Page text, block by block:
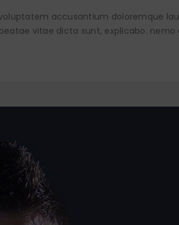
accusantium doloremque
vitae dicta sunt, explicabo.